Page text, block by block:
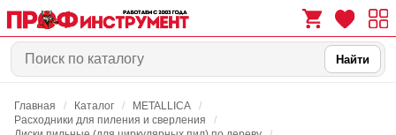
0
Найти
Главная / Каталог / METALLICA
/
Расходники для пиления и сверления
/